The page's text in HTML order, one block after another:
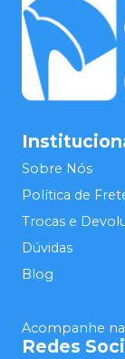
Sobre Nós
Política de
Trocas e
Dúvidas
Blog
Acompanhe
Redes